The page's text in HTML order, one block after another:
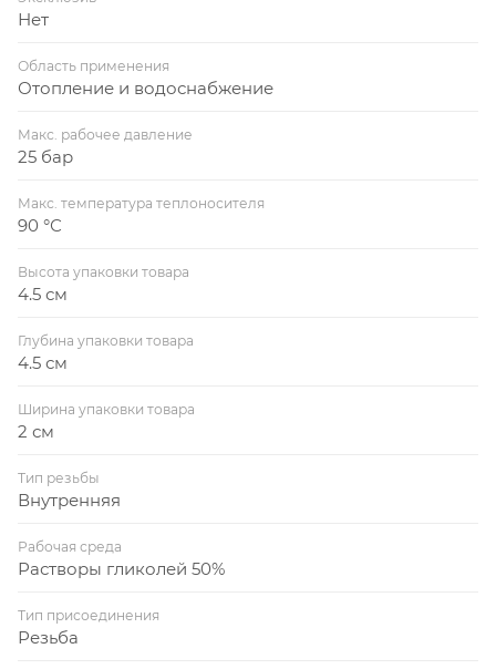
Нет
Область применения
Отопление и водоснабжение
Макс. рабочее давление
25 бар
Макс. температура теплоносителя
90 °С
Высота упаковки товара
4.5 см
Глубина упаковки товара
4.5 см
Ширина упаковки товара
2 см
Тип резьбы
Внутренняя
Рабочая среда
Растворы гликолей 50%
Тип присоединения
Резьба